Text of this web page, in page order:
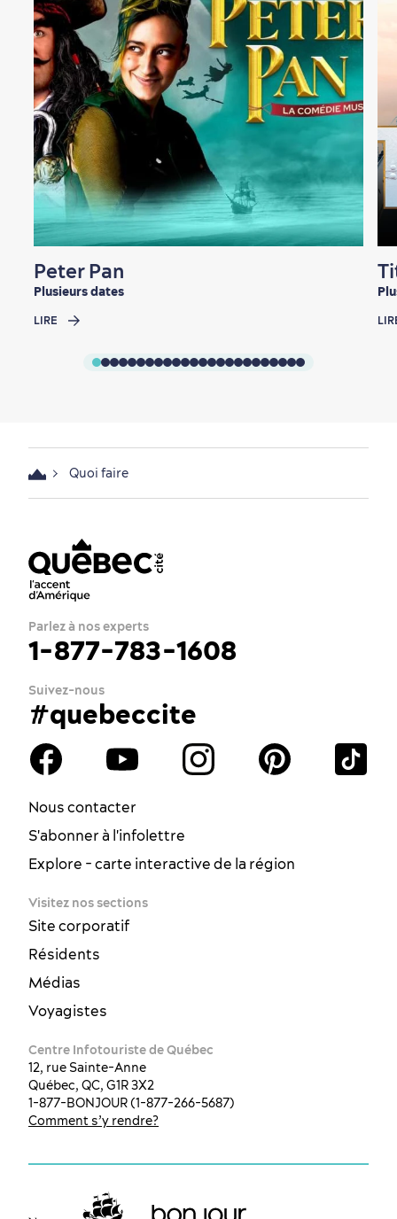
Peter Pan
Plusieurs dates
LIRE
Quoi faire
Parlez à nos experts
1-877-783-1608
Suivez-nous
#quebeccite
Nous contacter
S'abonner à l'infolettre
Explore - carte interactive de la région
Visitez nos sections
Site corporatif
Résidents
Médias
Voyagistes
Centre Infotouriste de Québec
12, rue Sainte-Anne
Québec, QC, G1R 3X2
1-877-BONJOUR (1-877-266-5687)
Comment s’y rendre?